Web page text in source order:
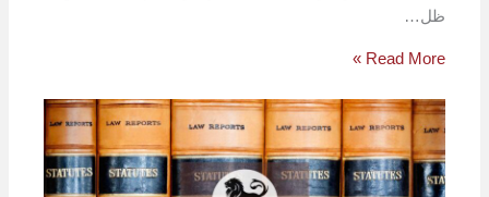
ظل…
Read More »